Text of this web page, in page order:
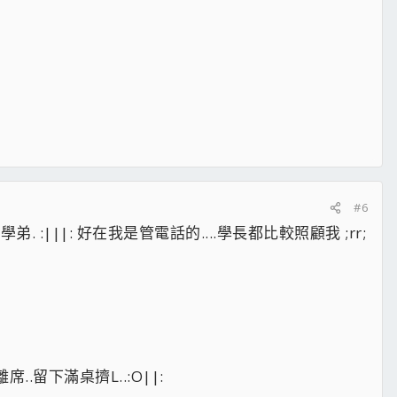
#6
弟. :|||: 好在我是管電話的....學長都比較照顧我 ;rr;
席..留下滿桌擠L..:O||: